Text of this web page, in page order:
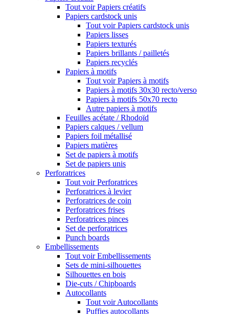
Tout voir Papiers créatifs
Papiers cardstock unis
Tout voir Papiers cardstock unis
Papiers lisses
Papiers texturés
Papiers brillants / pailletés
Papiers recyclés
Papiers à motifs
Tout voir Papiers à motifs
Papiers à motifs 30x30 recto/verso
Papiers à motifs 50x70 recto
Autre papiers à motifs
Feuilles acétate / Rhodoïd
Papiers calques / vellum
Papiers foil métallisé
Papiers matières
Set de papiers à motifs
Set de papiers unis
Perforatrices
Tout voir Perforatrices
Perforatrices à levier
Perforatrices de coin
Perforatrices frises
Perforatrices pinces
Set de perforatrices
Punch boards
Embellissements
Tout voir Embellissements
Sets de mini-silhouettes
Silhouettes en bois
Die-cuts / Chipboards
Autocollants
Tout voir Autocollants
Puffies autocollants